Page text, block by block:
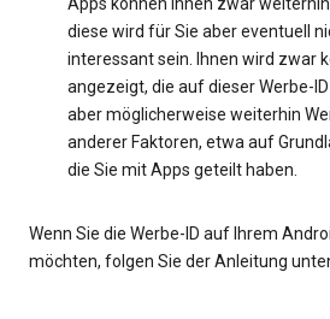
diese wird für Sie aber eventuell
interessant sein. Ihnen wird zwar
angezeigt, die auf dieser Werbe-
aber möglicherweise weiterhin
anderer Faktoren, etwa auf
die Sie mit Apps geteilt haben.
Wenn Sie die Werbe-ID auf Ihrem
möchten, folgen Sie der Anleitung